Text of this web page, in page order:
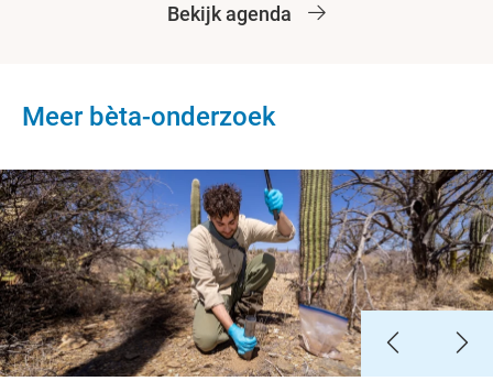
Bekijk agenda
Meer bèta-onderzoek